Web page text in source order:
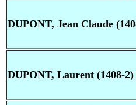
DUPONT, Jean Claude
DUPONT, Laurent (1408-2)